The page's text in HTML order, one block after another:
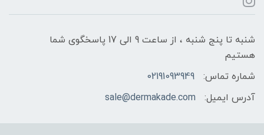
شنبه تا پنج شنبه ، از ساعت 9 الی 17 پاسخگوی شما
هستیم
شماره تماس:
02191093949
آدرس ایمیل:
sale@dermakade.com